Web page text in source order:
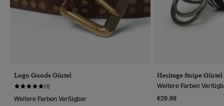
Logo Goods Gürtel
(1)
Weitere Farben Verfügbar
Heritage Stripe
Weitere Farben
€29.99